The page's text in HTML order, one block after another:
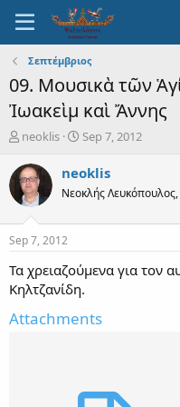
Σεπτέμβριος
09. Μουσικὰ τῶν
Ἰωακεὶμ καὶ Ἄννης
T
r
e
a
t
a
t
e
neoklis
S
a
t
e
Sep 7, 2012
neoklis
Νεοκλής Λευκόπουλος,
Sep 7, 2012
Τα χρειαζούμενα για τον
Κηλτζανίδη.
Attachments